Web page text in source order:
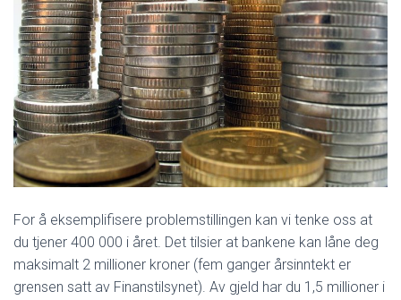
For å eksemplifisere problemstillingen kan vi tenke oss at
du tjener 400 000 i året. Det tilsier at bankene kan låne deg
maksimalt 2 millioner kroner (fem ganger årsinntekt er
grensen satt av Finanstilsynet). Av gjeld har du 1,5 millioner i